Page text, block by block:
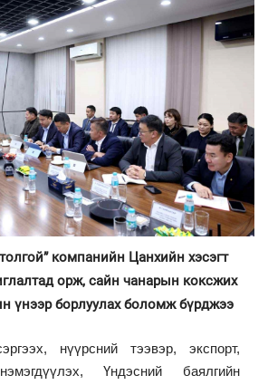
компанийн Цанхийн хэсэгт
орж, сайн чанарын коксжих
үнээр борлуулах боломж бүрджээ
нүүрсний тээвэр, экспорт,
Үндэсний баялгийн